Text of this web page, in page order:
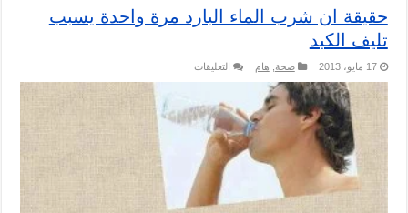
حقيقة ان شرب الماء البارد مرة واحدة يسبب
تليف الكبد
17 مايو، 2013 صحة هام التعليقات
الماء
البارد
الكبد
مغلقة